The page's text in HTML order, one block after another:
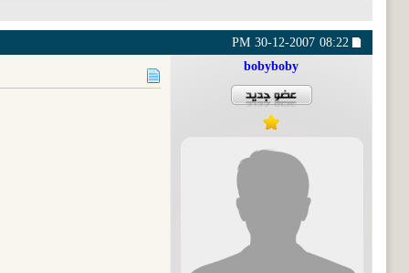
30-12-200708:22 PM
bobyboby